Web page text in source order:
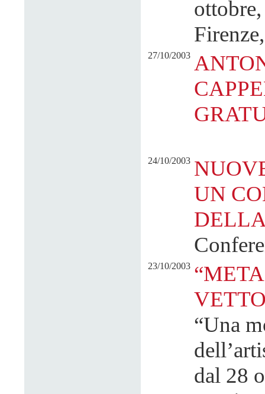
27/10/2003
24/10/2003
UN
23/10/2003
“Una
dal 28